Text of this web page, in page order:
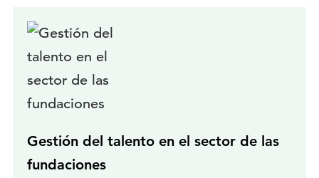
Gestión del talento en el sector de las
fundaciones